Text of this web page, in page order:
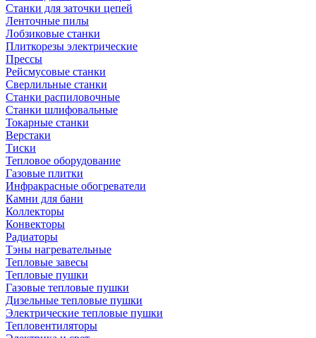
Станки для заточки цепей
Ленточные пилы
Лобзиковые станки
Плиткорезы электрические
Прессы
Рейсмусовые станки
Сверлильные станки
Станки распиловочные
Станки шлифовальные
Токарные станки
Верстаки
Тиски
Тепловое оборудование
Газовые плитки
Инфракрасные обогреватели
Камни для бани
Коллекторы
Конвекторы
Радиаторы
Тэны нагревательные
Тепловые завесы
Тепловые пушки
Газовые тепловые пушки
Дизельные тепловые пушки
Электрические тепловые пушки
Тепловентиляторы